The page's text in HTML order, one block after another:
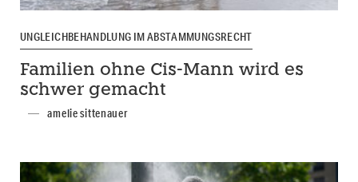
UNGLEICHBEHANDLUNG IM ABSTAMMUNGSRECHT
Familien ohne Cis-Mann wird es
schwer gemacht
amelie sittenauer